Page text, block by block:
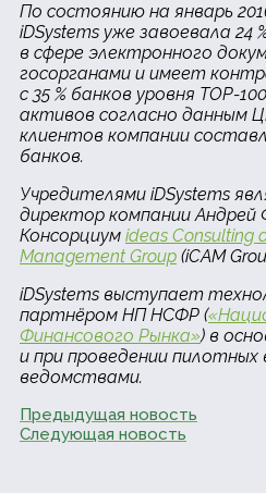
По состоянию на январь
iDSystems уже завоевала 24
в сфере электронного
госорганами и имеет
с 35 % банков уровня TOP-
активов согласно данным
клиентов компании
банков.
Учредителями iDSystems
директор компании Андрей
Консорциум ideas Consulting
Management Group (iCAM
iDSystems выступает
партнёром НП НСФР (
Финансового Рынка») в
и при проведении
ведомствами.
Предыдущая новость
Следующая новость